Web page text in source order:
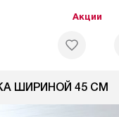
Акции
ШИРИНОЙ 45 СМ